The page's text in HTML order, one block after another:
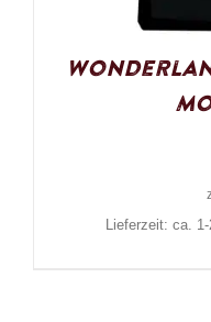
Lieferzeit: ca.